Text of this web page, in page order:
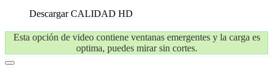
DescargarCALIDAD HD
Esta opción de video contiene ventanas emergentes y la carga es
optima, puedes mirar sin cortes.